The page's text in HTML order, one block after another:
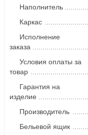
Наполнитель
Каркас
Исполнение
заказа
Условия оплаты за
товар
Гарантия на
изделие
Производитель
Бельевой ящик